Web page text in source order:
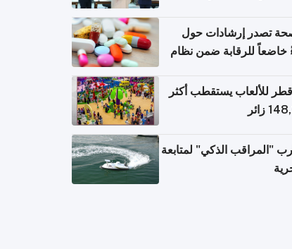
تصدر إرشادات حول
خاضعاً للرقابة ضمن نظام
للألعاب يستقطب أكثر
"المراقب الذكي" لمتابعة